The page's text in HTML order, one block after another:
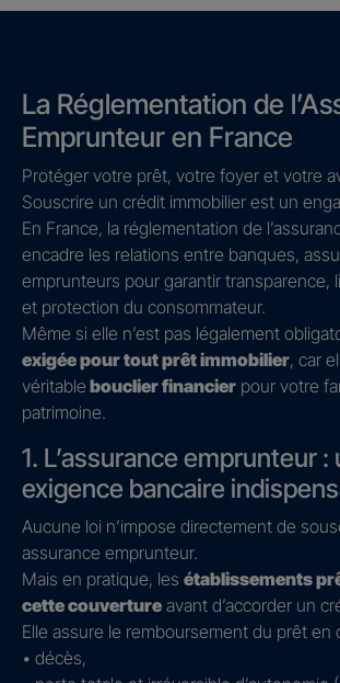
La Réglementation de
Emprunteur en France
Protéger votre prêt, votre foyer et votre
Souscrire un crédit immobilier est un
En France, la réglementation de
encadre les relations entre banques,
emprunteurs pour garantir transparence,
et protection du consommateur.
Même si elle n’est pas légalement
exigée pour tout prêt immobilier, car
véritable bouclier financier pour votre
patrimoine.
1. L’assurance emprunteur :
exigence bancaire
Aucune loi n’impose directement de
assurance emprunteur.
Mais en pratique, les établissements
cette couverture avant d’accorder un
Elle assure le remboursement du prêt en
• décès,